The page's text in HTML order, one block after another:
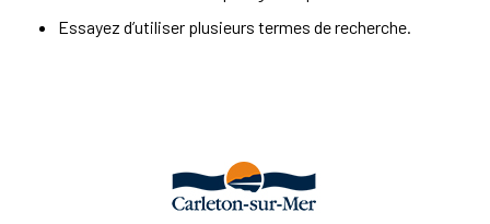
Essayez d’utiliser plusieurs termes de recherche.